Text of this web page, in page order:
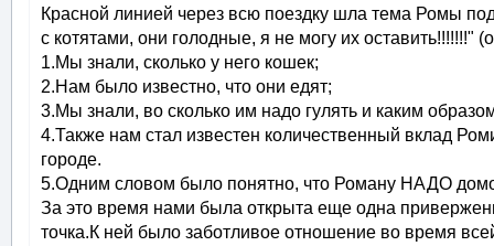
Красной линией через всю поездку шла тема Ромы
с котятами, они голодные, я не могу их оставить!!!!!!!"
1.Мы знали, сколько у него кошек;
2.Нам было известно, что они едят;
3.Мы знали, во сколько им надо гулять и каким
4.Также нам стал известен количественный вклад
городе.
5.Одним словом было понятно, что Роману НАДО
За это время нами была открыта еще одна
точка.К ней было заботливое отношение во время